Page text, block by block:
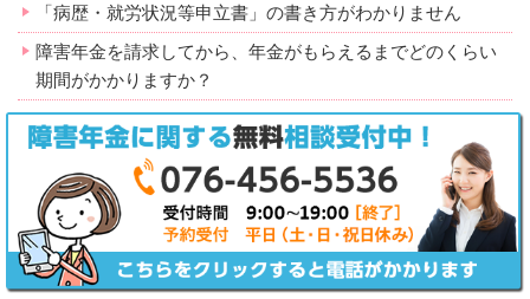
「病歴・就労状況等申立書」の書き方がわかりません
障害年金を請求してから、年金がもらえるまでどのくらい
期間がかかりますか？